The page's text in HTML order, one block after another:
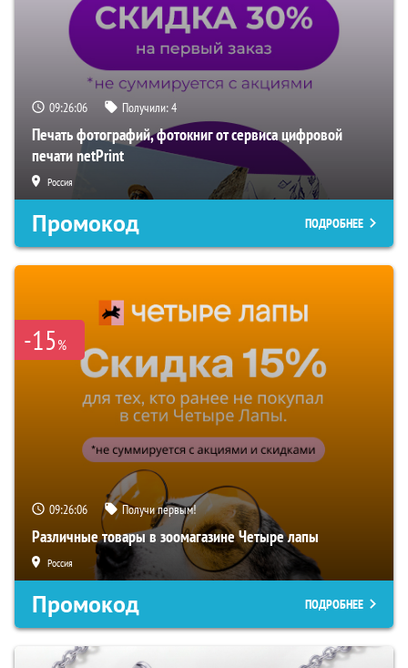
09:26:05 Получили:4
Печать фотографий, фотокниг от сервиса цифровой
печати netPrint
Россия
Промокод ПОДРОБНЕЕ
-15%
09:26:05 Получи первым!
Различные товары в зоомагазине Четыре лапы
Россия
Промокод ПОДРОБНЕЕ